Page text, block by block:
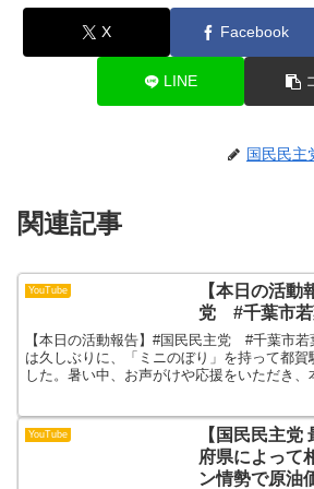
X Facebook
LINE
国民民主
関連記事
YouTube
【本日の活動
党 #千葉市若
【本日の活動報告】#国民民主党 #千葉市若
は久しぶりに、「ミニのぼり」を持って都賀
した。暑い中、お声がけや応援をいただき、
YouTube
【国民民主党
府県によって
ン情勢で原油